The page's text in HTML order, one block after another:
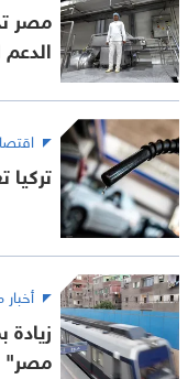
مصر
تركيا
مصر"